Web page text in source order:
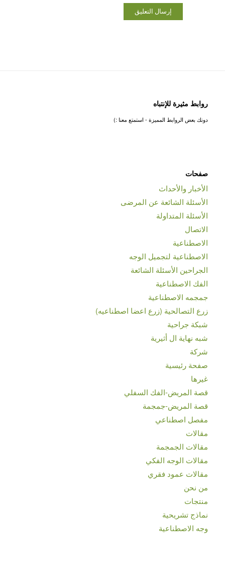
روابط مثيرة للإنتباه
دونك بعض الروابط المميزة - استمتع معنا :)
صفحات
الأخبار والأحداث
الأسئلة الشائعة عن المرضى
الأسئلة المتداولة
الاتصال
الاصطناعية
الاصطناعية لتجميل الوجه
الجراحين الأسئلة الشائعة
الفك الاصطناعية
جمجمه الاصطناعية
زرع التصالحية (زرع اعضا اصطناعیه)
شبكة جراحية
شبه نهاية ال أثيرية
شركة
صفحة رئيسية
غیرها
قصة المريض-الفك السفلي
قصة المريض-جمجمة
مفصل اصطناعي
مقالات
مقالات الجمجمة
مقالات الوجه الفكي
مقالات عمود فقري
من نحن
منتجات
نماذج تشريحية
وجه الاصطناعية